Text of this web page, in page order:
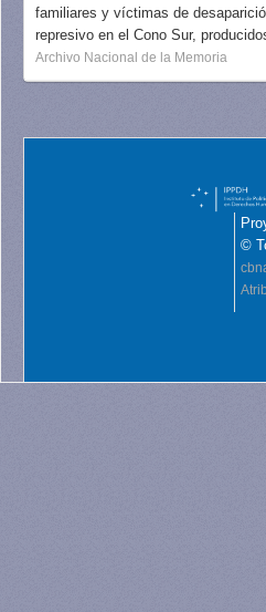
familiares y víctimas de
represivo en el Cono Sur,
Archivo Nacional de la Memoria
©